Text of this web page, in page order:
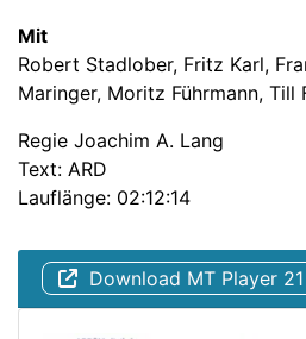
Mit
Robert Stadlober, Fritz Karl,
Maringer, Moritz Führmann, Till
Regie Joachim A. Lang
Text: ARD
Lauflänge: 02:12:14
Download MT Player 21